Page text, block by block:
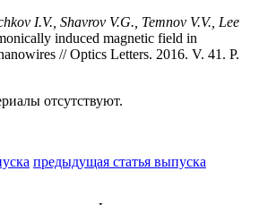
I.V., Shavrov V.G., Temnov V.V., Lee
induced magnetic field in
// Optics Letters. 2016. V. 41. P.
отсутствуют.
предыдущая статья выпуска